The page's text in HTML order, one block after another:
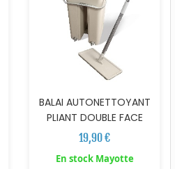
BALAI AUTONETTOYANT
PLIANT DOUBLE FACE
19,90 €
En stock Mayotte